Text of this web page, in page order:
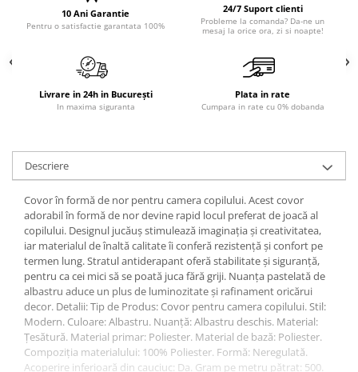
Mixere și blendere
Sisteme pentru apa pură
10 Ani Garantie
Pentru o satisfactie garantata 100%
24/7 Suport clienti
Probleme la comanda? Da-ne un
mesaj la orice ora, zi si noapte!
Livrare in 24h in București
In maxima siguranta
Plata in rate
Cumpara in rate cu 0% dobanda
Descriere
Covor în formă de nor pentru camera copilului. Acest covor
adorabil în formă de nor devine rapid locul preferat de joacă al
copilului. Designul jucăuș stimulează imaginația și creativitatea,
iar materialul de înaltă calitate îi conferă rezistență și confort pe
termen lung. Stratul antiderapant oferă stabilitate și siguranță,
pentru ca cei mici să se poată juca fără griji. Nuanța pastelată de
albastru aduce un plus de luminozitate și rafinament oricărui
decor. Detalii: Tip de Produs: Covor pentru camera copilului. Stil:
Modern. Culoare: Albastru. Nuanță: Albastru deschis. Material:
Țesătură. Material primar: Poliester. Material de bază: Poliester.
Compoziția materialului: 100% Poliester. Formă: Neregulată.
Acoperire inferioară din cauciuc: Da. Gram pe metru pătrat: 500.